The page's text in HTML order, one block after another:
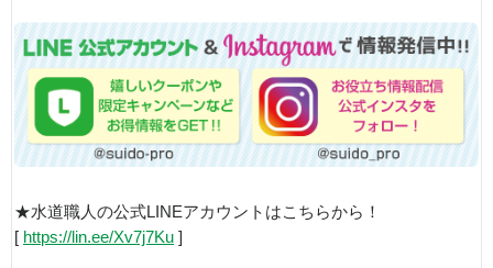
★水道職人の公式LINEアカウントはこちらから！
[ https://lin.ee/Xv7j7Ku ]